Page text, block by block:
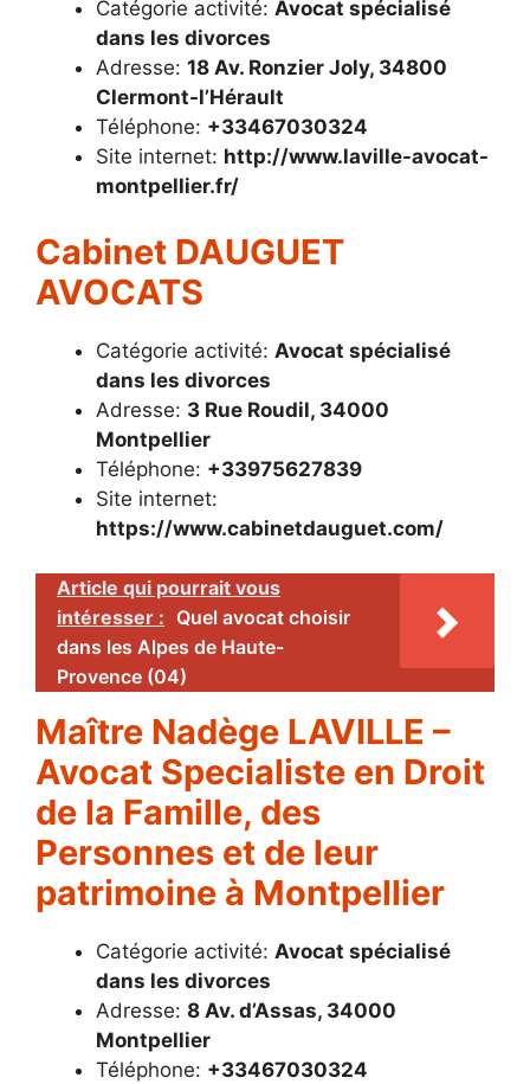
Catégorie activité: Avocat spécialisé
dans les divorces
Adresse: 18 Av. Ronzier Joly, 34800
Clermont-l’Hérault
Téléphone: +33467030324
Site internet: http://www.laville-avocat-
montpellier.fr/
Cabinet DAUGUET
AVOCATS
Catégorie activité: Avocat spécialisé
dans les divorces
Adresse: 3 Rue Roudil, 34000
Montpellier
Téléphone: +33975627839
Site internet:
https://www.cabinetdauguet.com/
Article qui pourrait vous
intéresser : Quel avocat choisir
dans les Alpes de Haute-
Provence (04)
Maître Nadège LAVILLE –
Avocat Specialiste en Droit
de la Famille, des
Personnes et de leur
patrimoine à Montpellier
Catégorie activité: Avocat spécialisé
dans les divorces
Adresse: 8 Av. d’Assas, 34000
Montpellier
Téléphone: +33467030324